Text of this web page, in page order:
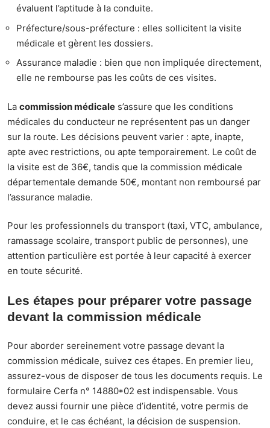
évaluent l’aptitude à la conduite.
Préfecture/sous-préfecture : elles sollicitent la visite
médicale et gèrent les dossiers.
Assurance maladie : bien que non impliquée directement,
elle ne rembourse pas les coûts de ces visites.
La commission médicale s’assure que les conditions
médicales du conducteur ne représentent pas un danger
sur la route. Les décisions peuvent varier : apte, inapte,
apte avec restrictions, ou apte temporairement. Le coût de
la visite est de 36€, tandis que la commission médicale
départementale demande 50€, montant non remboursé par
l’assurance maladie.
Pour les professionnels du transport (taxi, VTC, ambulance,
ramassage scolaire, transport public de personnes), une
attention particulière est portée à leur capacité à exercer
en toute sécurité.
Les étapes pour préparer votre passage
devant la commission médicale
Pour aborder sereinement votre passage devant la
commission médicale, suivez ces étapes. En premier lieu,
assurez-vous de disposer de tous les documents requis. Le
formulaire Cerfa n° 14880*02 est indispensable. Vous
devez aussi fournir une pièce d’identité, votre permis de
conduire, et le cas échéant, la décision de suspension.